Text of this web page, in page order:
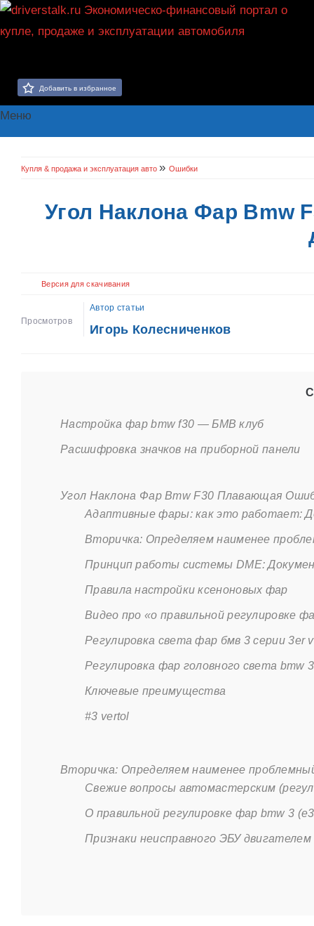
Добавить в избранное
Меню
Купля & продажа и эксплуатация авто » Ошибки
Угол Наклона Фар Bmw
Версия для скачивания
Просмотров
Автор статьи
Игорь Колесниченков
Настройка фар bmw f30 — БМВ клуб
Расшифровка значков на приборной панели
Угол Наклона Фар Bmw F30 Плавающая
Адаптивные фары: как это работает:
Вторичка: Определяем наименее
Принцип работы системы DME:
Правила настройки ксеноновых фар
Видео про «о правильной регулировке
Регулировка света фар бмв 3 серии 3er
Регулировка фар головного света bmw
Ключевые преимущества
#3 vertol
Вторичка: Определяем наименее
Свежие вопросы автомастерским
О правильной регулировке фар bmw 3
Признаки неисправного ЭБУ двигателем